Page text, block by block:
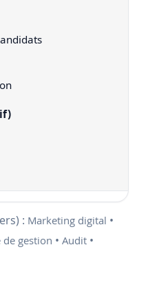
: Marketing digital •
gestion • Audit •